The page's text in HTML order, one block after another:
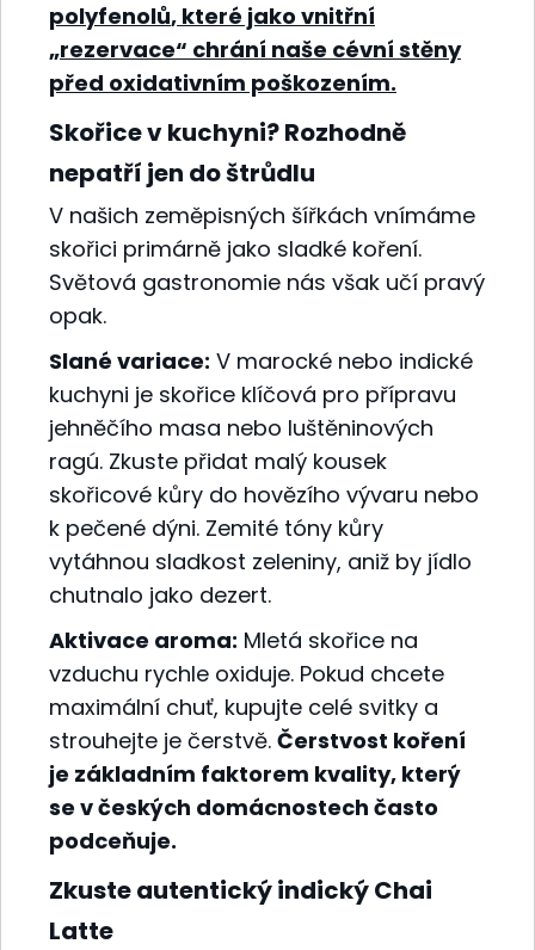
polyfenolů, které jako vnitřní
„rezervace“ chrání naše cévní stěny
před oxidativním poškozením.
Skořice v kuchyni? Rozhodně
nepatří jen do štrůdlu
V našich zeměpisných šířkách vnímáme
skořici primárně jako sladké koření.
Světová gastronomie nás však učí pravý
opak.
Slané variace: V marocké nebo indické
kuchyni je skořice klíčová pro přípravu
jehněčího masa nebo luštěninových
ragú. Zkuste přidat malý kousek
skořicové kůry do hovězího vývaru nebo
k pečené dýni. Zemité tóny kůry
vytáhnou sladkost zeleniny, aniž by jídlo
chutnalo jako dezert.
Aktivace aroma: Mletá skořice na
vzduchu rychle oxiduje. Pokud chcete
maximální chuť, kupujte celé svitky a
strouhejte je čerstvě. Čerstvost koření
je základním faktorem kvality, který
se v českých domácnostech často
podceňuje.
Zkuste autentický indický Chai
Latte